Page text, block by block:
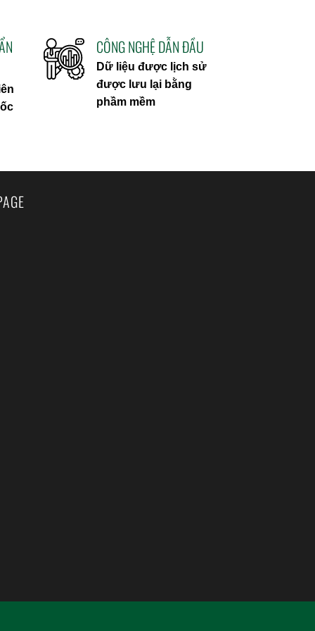
CÔNG NGHỆ DẪN ĐẦU
Dữ liệu được lịch sử
được lưu lại bằng
phầm mềm